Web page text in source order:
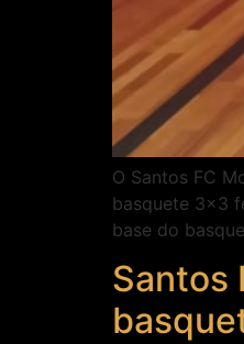
O Santos FC
basquete 3×3
base do
Santos